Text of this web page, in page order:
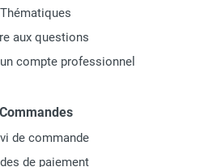
Thématiques
aux questions
compte professionnel
Commandes
de commande
de paiement